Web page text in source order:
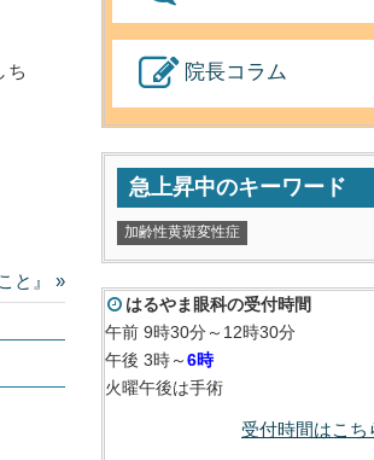
ち
と』 »
院長コラム
急上昇中のキーワード
加齢性黄斑変性症
はるやま眼科の受付時間
午前 9時30分～12時30分
午後 3時～6時
火曜午後は手術
受付時間はこち